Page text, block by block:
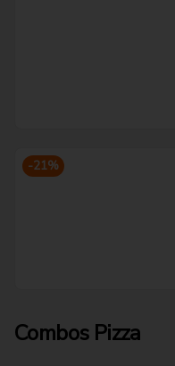
-21%
Combos Pizza